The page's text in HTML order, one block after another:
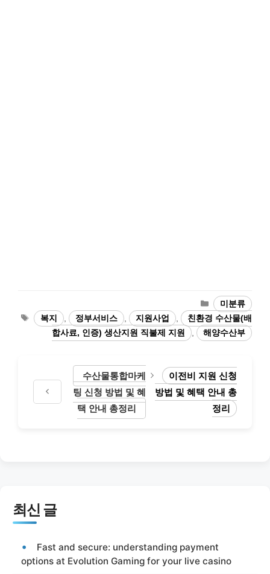
카
테
고
리
미분류
태
그
복지 정부서비스 지원사업
친환경 수산물(배
합사료, 인증) 생산지원 직불제 지원
해양수산부
수산물통합마케
팅 신청 방법 및 혜
택 안내 총정리
이전비 지원 신청
방법 및 혜택 안내 총
정리
최신 글
Fast and secure: understanding payment
options at Evolution Gaming for your live casino